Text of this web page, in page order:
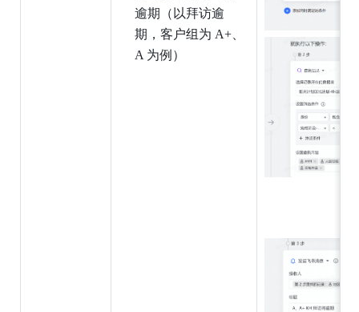
逾期（以拜访逾
期，客户组为 A+、
A 为例）